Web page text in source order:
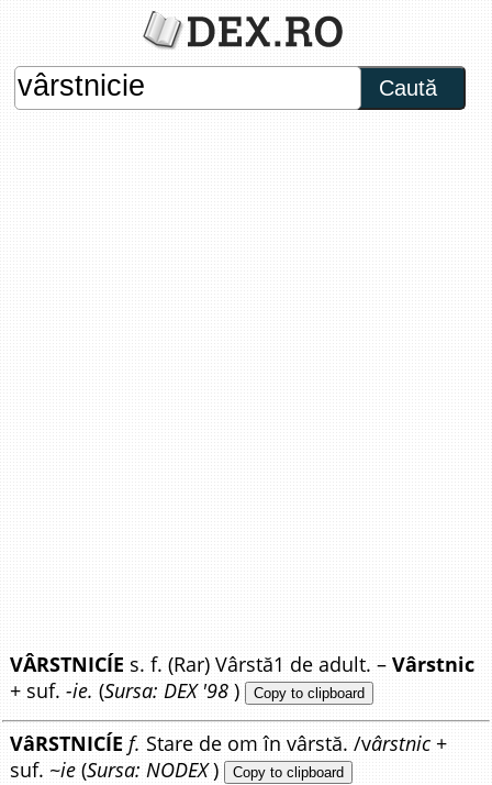
Caută
VÂRSTNICÍE s. f. (Rar) Vârstă1 de adult. –Vârstnic
+ suf.-ie. (Sursa: DEX '98 ) Copy to clipboard
VâRSTNICÍE f. Stare de om în vârstă. /vârstnic +
suf. ~ie (Sursa: NODEX) Copy to clipboard